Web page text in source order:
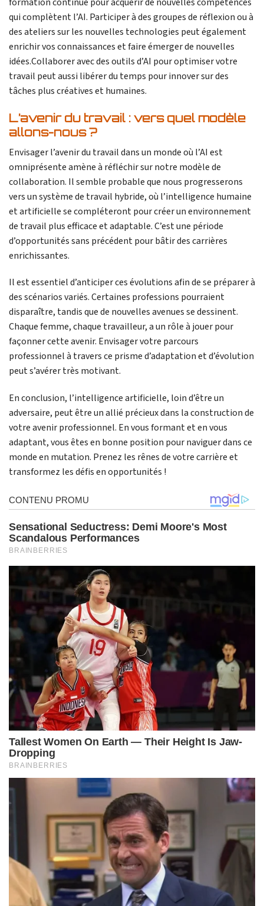
qui complètent l’AI. Participer à des groupes de réflexion ou à
des ateliers sur les nouvelles technologies peut également
enrichir vos connaissances et faire émerger de nouvelles
idées.Collaborer avec des outils d’AI pour optimiser votre
travail peut aussi libérer du temps pour innover sur des
tâches plus créatives et humaines.
L’avenir du travail : vers quel modèle
allons-nous ?
Envisager l’avenir du travail dans un monde où l’AI est
omniprésente amène à réfléchir sur notre modèle de
collaboration. Il semble probable que nous progresserons
vers un système de travail hybride, où l’intelligence humaine
et artificielle se compléteront pour créer un environnement
de travail plus efficace et adaptable. C’est une période
d’opportunités sans précédent pour bâtir des carrières
enrichissantes.
Il est essentiel d’anticiper ces évolutions afin de se préparer à
des scénarios variés. Certaines professions pourraient
disparaître, tandis que de nouvelles avenues se dessinent.
Chaque femme, chaque travailleur, a un rôle à jouer pour
façonner cette avenir. Envisager votre parcours
professionnel à travers ce prisme d’adaptation et d’évolution
peut s’avérer très motivant.
En conclusion, l’intelligence artificielle, loin d’être un
adversaire, peut être un allié précieux dans la construction de
votre avenir professionnel. En vous formant et en vous
adaptant, vous êtes en bonne position pour naviguer dans ce
monde en mutation. Prenez les rênes de votre carrière et
transformez les défis en opportunités !